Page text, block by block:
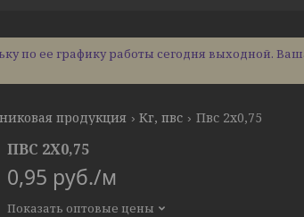
по ее графику работы сегодня выходной.
продукция Кг, пвс Пвс 2х0,75
ПВС 2Х0,75
0,95 руб./м
Показать оптовые цены